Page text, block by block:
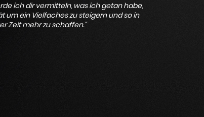
ich dir vermitteln, was ich getan habe,
um ein Vielfaches zu steigern und so in
Zeit mehr zu schaffen.“